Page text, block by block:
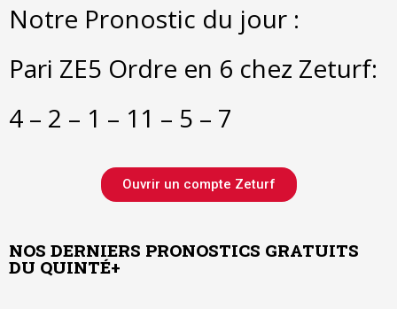
Notre Pronostic du jour :
Pari ZE5 Ordre en 6 chez Zeturf:
4 – 2 – 1 – 11 – 5 – 7
Ouvrir un compte Zeturf
NOS DERNIERS PRONOSTICS GRATUITS
DU QUINTÉ+